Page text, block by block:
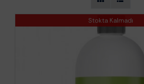
Stokta Kalmadı